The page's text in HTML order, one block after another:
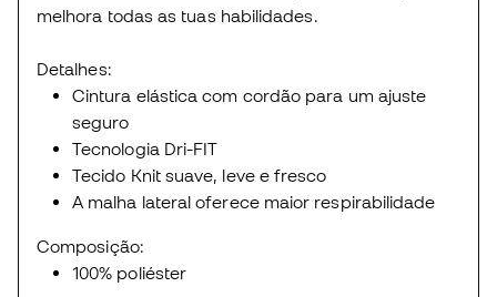
melhora todas as tuas habilidades.
Detalhes:
Cintura elástica com cordão para um ajuste
seguro
Tecnologia Dri-FIT
Tecido Knit suave, leve e fresco
A malha lateral oferece maior respirabilidade
Composição:
100% poliéster